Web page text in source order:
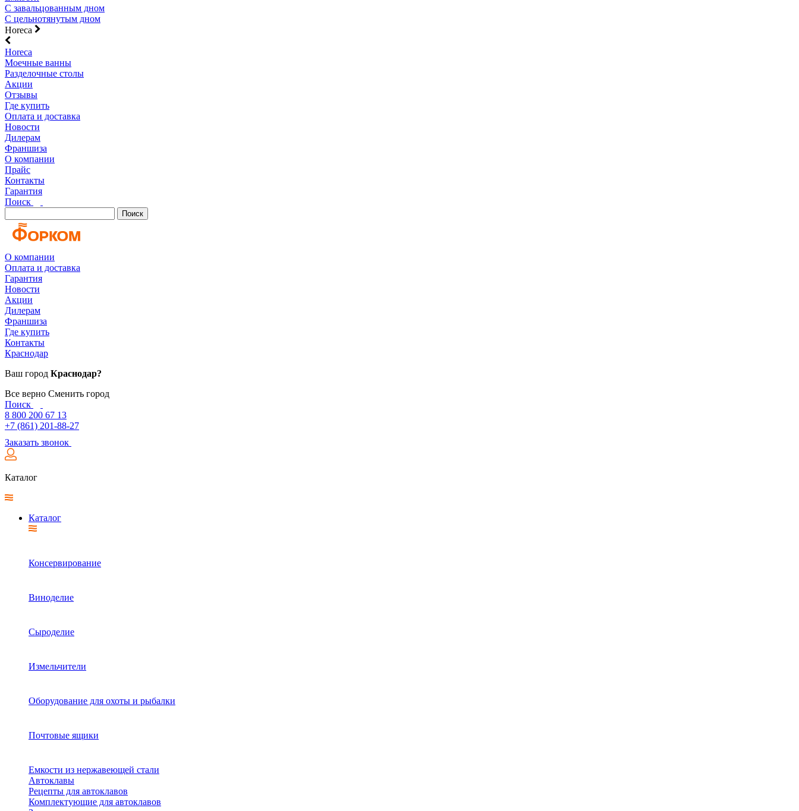
С завальцованным дном
С цельнотянутым дном
Horeca
Horeca
Моечные ванны
Разделочные столы
Акции
Отзывы
Где купить
Оплата и доставка
Новости
Дилерам
Франшиза
О компании
Прайс
Контакты
Гарантия
Поиск
Поиск
О компании
Оплата и доставка
Гарантия
Новости
Акции
Дилерам
Франшиза
Где купить
Контакты
Краснодар
Ваш город Краснодар?
Все верно Сменить город
Поиск
8 800 200 67 13
+7 (861) 201-88-27
Заказать звонок
Каталог
Каталог
Консервирование
Виноделие
Сыроделие
Измельчители
Оборудование для охоты и рыбалки
Почтовые ящики
Емкости из нержавеющей стали
Автоклавы
Рецепты для автоклавов
Комплектующие для автоклавов